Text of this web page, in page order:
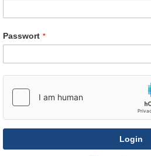
Passwort
Login